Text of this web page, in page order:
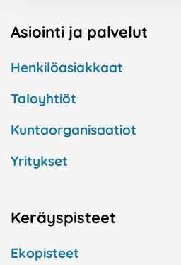
Asiointi ja palvelut
Henkilöasiakkaat
Taloyhtiöt
Kuntaorganisaatiot
Yritykset
Keräyspisteet
Ekopisteet